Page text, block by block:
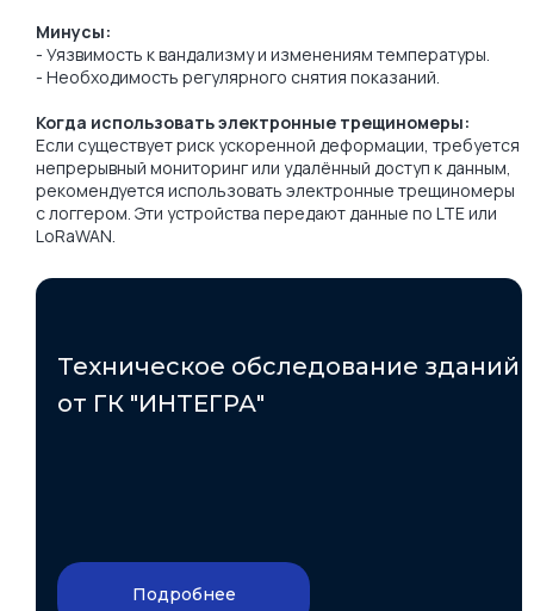
Минусы:
- Уязвимость к вандализму и изменениям температуры.
- Необходимость регулярного снятия показаний.
Когда использовать электронные трещиномеры:
Если существует риск ускоренной деформации, требуется
непрерывный мониторинг или удалённый доступ к данным,
рекомендуется использовать электронные трещиномеры
с логгером. Эти устройства передают данные по LTE или
LoRaWAN.
Техническое обследование зданий
от ГК "ИНТЕГРА"
Подробнее